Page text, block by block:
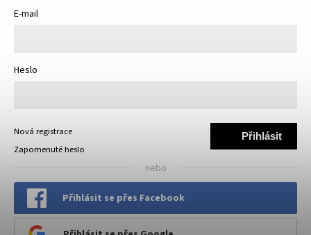
E-mail
Heslo
Přihlásit
Nová registrace
Zapomenuté heslo
nebo
Přihlásit se přes Facebook